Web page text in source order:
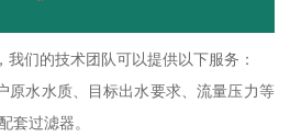
我们的技术团队可以提供以下服务：
原水水质、目标出水要求、流量压力等
套过滤器。